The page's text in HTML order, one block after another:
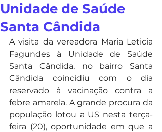
Unidade de Saúde
Santa Cândida
A visita da vereadora Maria Leticia
Fagundes à Unidade de Saúde
Santa Cândida, no bairro Santa
Cândida coincidiu com o dia
reservado à vacinação contra a
febre amarela. A grande procura da
população lotou a US nesta terça-
feira (20), oportunidade em que a